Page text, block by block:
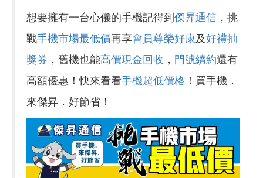
想要擁有一台心儀的手機記得到 傑昇通信 ，挑
戰手機市場最低價再享會員尊榮好康及好禮抽
獎券 ，舊機也能高價現金回收 ， 門號續約還有
高額優惠！快來看看手機超低價格 ！買手機．
來傑昇．好節省！